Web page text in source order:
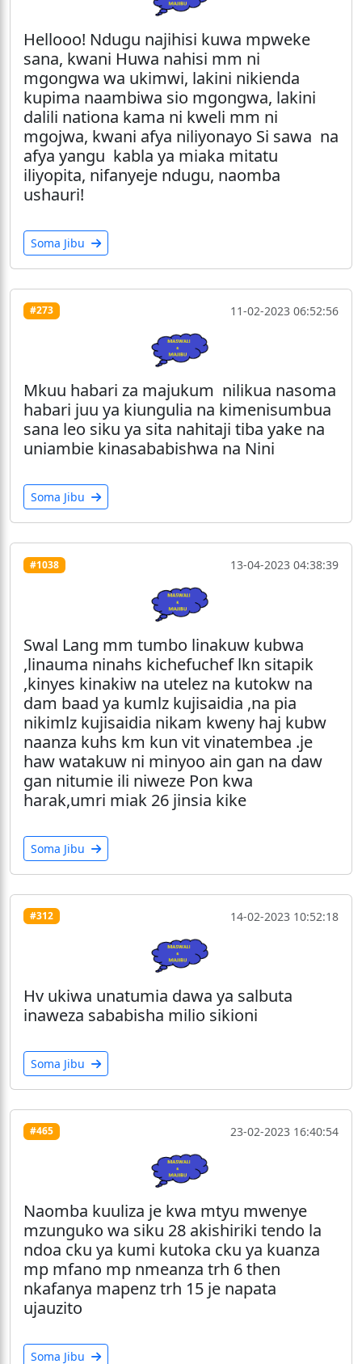
Hellooo! Ndugu najihisi kuwa mpweke
sana, kwani Huwa nahisi mm ni
mgongwa wa ukimwi, lakini nikienda
kupima naambiwa sio mgongwa, lakini
dalili nationa kama ni kweli mm ni
mgojwa, kwani afya niliyonayo Si sawa na
afya yangu kabla ya miaka mitatu
iliyopita, nifanyeje ndugu, naomba
ushauri!
Soma Jibu
#273 11-02-2023 06:52:56
Mkuu habari za majukum nilikua nasoma
habari juu ya kiungulia na kimenisumbua
sana leo siku ya sita nahitaji tiba yake na
uniambie kinasababishwa na Nini
Soma Jibu
#1038 13-04-2023 04:38:39
Swal Lang mm tumbo linakuw kubwa
,linauma ninahs kichefuchef lkn sitapik
,kinyes kinakiw na utelez na kutokw na
dam baad ya kumlz kujisaidia ,na pia
nikimlz kujisaidia nikam kweny haj kubw
naanza kuhs km kun vit vinatembea .je
haw watakuw ni minyoo ain gan na daw
gan nitumie ili niweze Pon kwa
harak,umri miak 26 jinsia kike
Soma Jibu
#312 14-02-2023 10:52:18
Hv ukiwa unatumia dawa ya salbuta
inaweza sababisha milio sikioni
Soma Jibu
#465 23-02-2023 16:40:54
Naomba kuuliza je kwa mtyu mwenye
mzunguko wa siku 28 akishiriki tendo la
ndoa cku ya kumi kutoka cku ya kuanza
mp mfano mp nmeanza trh 6 then
nkafanya mapenz trh 15 je napata
ujauzito
Soma Jibu